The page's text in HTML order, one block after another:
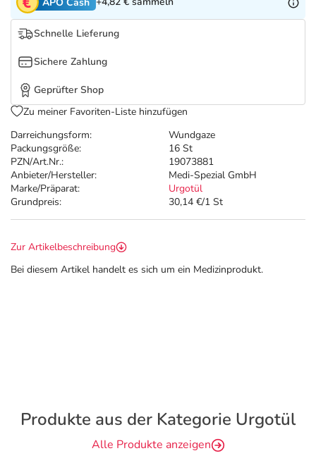
Tierapotheke
Vitamine & Mineralstoffe
Salus Deals
Darreichungsform:
Wundgaze
Packungsgröße:
16 St
PZN/Art.Nr.:
19073881
Anbieter/Hersteller:
Medi-Spezial GmbH
Marke/Präparat:
Urgotül
Grundpreis:
30,14 €/1 St
Schnelle Lieferung
Sichere Zahlung
Geprüfter Shop
Zu meiner Favoriten-Liste hinzufügen
Zur Artikelbeschreibung
Bei diesem Artikel handelt es sich um ein Medizinprodukt.
Produkte aus der Kategorie Urgotül
Alle Produkte anzeigen